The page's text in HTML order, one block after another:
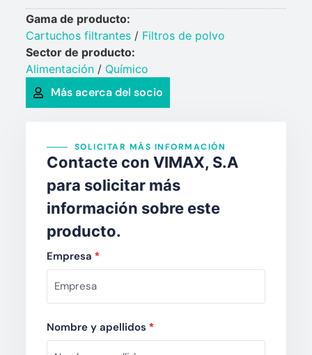
Gama de producto:
Cartuchos filtrantes/ Filtros de polvo
Sector de producto:
Alimentación/ Químico​
Más acerca del socio
SOLICITAR MÁS INFORMACIÓN
Contacte con VIMAX, S.A
para solicitar más
información sobre este
producto.
Empresa *
Nombre y apellidos *